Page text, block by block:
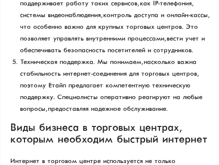
поддерживает работу таких сервисов, как IP-телефония,
системы видеонаблюдения, контроль доступа и онлайн-кассы,
что особенно важно для крупных торговых центров. Это
позволяет управлять внутренними процессами, вести учет и
обеспечивать безопасность посетителей и сотрудников.
Техническая поддержка. Мы понимаем, насколько важна
стабильность интернет-соединения для торговых центров,
поэтому Етайп предлагает компетентную техническую
поддержку. Специалисты оперативно реагируют на любые
вопросы, предоставляя надежное обслуживание.
Виды бизнеса в торговых центрах,
которым необходим быстрый интернет
Интернет в торговом центре используется не только